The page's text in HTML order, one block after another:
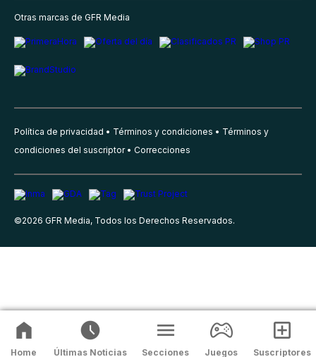
Otras marcas de GFR Media
Política de privacidad Términos y condiciones
Términos y
condiciones del suscriptor
Correcciones
©2026 GFR Media, Todos los Derechos Reservados.
Home Últimas Noticias Secciones Juegos Suscriptores